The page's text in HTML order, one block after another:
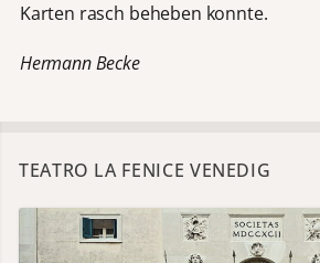
Karten rasch beheben konnte.
Hermann Becke
TEATRO LA FENICE VENEDIG